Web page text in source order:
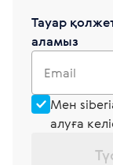
Тауар
аламыз
Email
Мен
алуға